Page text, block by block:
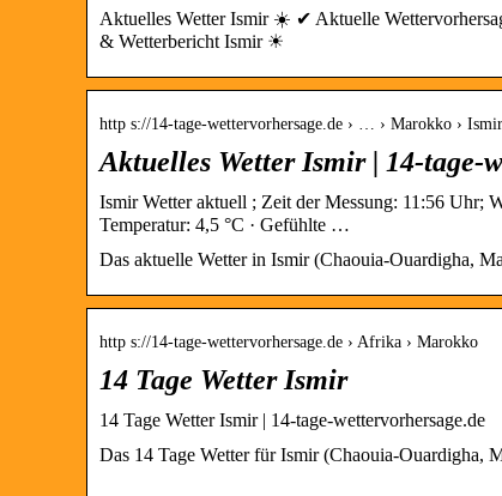
Aktuelles Wetter Ismir ☀️ ✔ Aktuelle
& Wetterbericht Ismir ☀
http s://14-tage-wettervorhersage.de › … › Marokko › Ismir
Aktuelles Wetter Ismir | 14-tage-
Ismir Wetter aktuell ; Zeit der Messung: 11:56 Uhr;
Temperatur: 4,5 °C · Gefühlte …
Das aktuelle Wetter in Ismir (Chaouia-Ouardigha,
http s://14-tage-wettervorhersage.de › Afrika › Marokko
14 Tage Wetter Ismir
14 Tage Wetter Ismir | 14-tage-wettervorhersage.de
Das 14 Tage Wetter für Ismir (Chaouia-Ouardigha,